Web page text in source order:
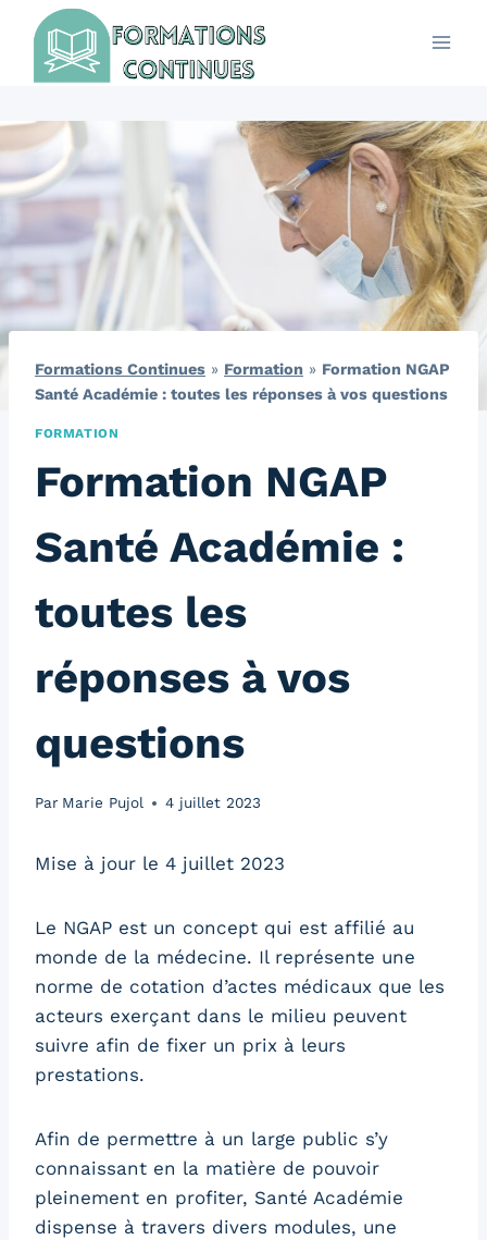
contenu
Formations Continues » Formation » Formation NGAP
Santé Académie : toutes les réponses à vos questions
FORMATION
Formation NGAP
Santé Académie :
toutes les
réponses à vos
questions
Par Marie Pujol 4 juillet 2023
Mise à jour le 4 juillet 2023
Le NGAP est un concept qui est affilié au
monde de la médecine. Il représente une
norme de cotation d’actes médicaux que les
acteurs exerçant dans le milieu peuvent
suivre afin de fixer un prix à leurs
prestations.
Afin de permettre à un large public s’y
connaissant en la matière de pouvoir
pleinement en profiter, Santé Académie
dispense à travers divers modules, une